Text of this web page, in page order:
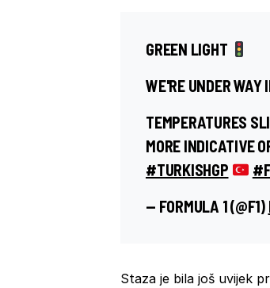
GREEN LIGHT
WE'RE UNDER
TEMPERATURES
MORE INDICATIVE
#TURKISHGP
— FORMULA 1 (@F1)
Staza je bila još uvijek